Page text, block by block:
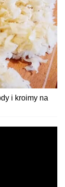
i kroimy na